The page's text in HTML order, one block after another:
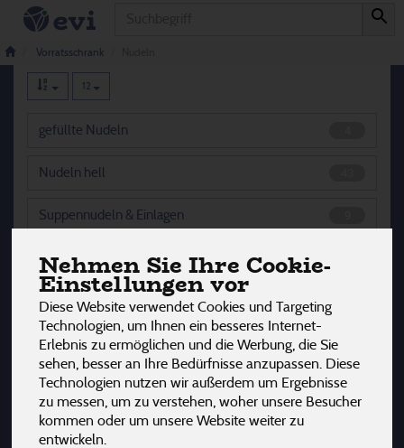
Nehmen Sie Ihre Cookie-
Einstellungen vor
Diese Website verwendet Cookies und Targeting
Technologien, um Ihnen ein besseres Internet-
Erlebnis zu ermöglichen und die Werbung, die Sie
sehen, besser an Ihre Bedürfnisse anzupassen. Diese
Technologien nutzen wir außerdem um Ergebnisse
zu messen, um zu verstehen, woher unsere Besucher
kommen oder um unsere Website weiter zu
entwickeln.
Vorratsschrank
Nudeln
12
gefüllte Nudeln
Nudeln hell
Suppennudeln & Einlagen
Vollkorn Nudeln
Hersteller Ernährung Allergene